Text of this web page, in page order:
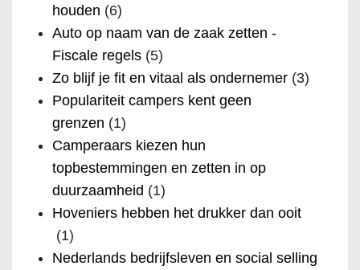
houden (6)
Auto op naam van de zaak zetten -
Fiscale regels (5)
Zo blijf je fit en vitaal als ondernemer (3)
Populariteit campers kent geen
grenzen (1)
Camperaars kiezen hun
topbestemmingen en zetten in op
duurzaamheid (1)
Hoveniers hebben het drukker dan ooit
(1)
Nederlands bedrijfsleven en social selling